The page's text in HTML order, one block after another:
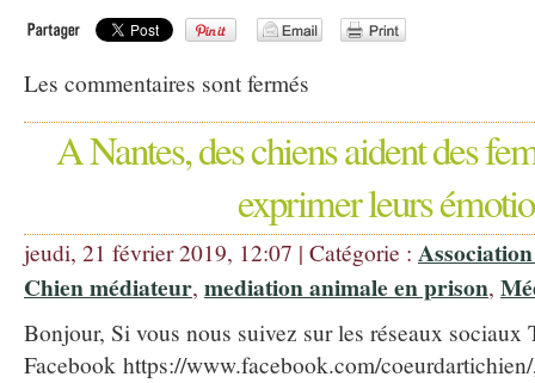
Les commentaires sont fermés
A Nantes, des chiens aident des
exprimer leurs
jeudi, 21 février 2019, 12:07 | Catégorie :
Chien médiateur, mediation animale en prison,
Bonjour, Si vous nous suivez sur les réseaux
Facebook https://www.facebook.com/coeurdartichien/